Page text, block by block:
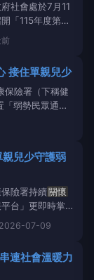
社會處於7月11
「115年度第二
會議暨幹部教
繐主持，全縣各
接住單親兒少
保險署（下稱健
弱勢民眾通報
家庭。健保署高
澎湖三縣市政府
能、身心障礙及
兒少守護弱
保險署持續關懷
台」更即時掌握
業務組每年主動
同合作，透過
單親扶養未成年
2026-07-09